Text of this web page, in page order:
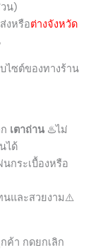
น)
งหรือต่างจังหวัด
ไซต์ของทางร้าน
เตาถ่าน ♨️ไม่
ได้
กระเบื้องหรือ
นและสวยงาม⚠️
ค้า กดยกเลิก